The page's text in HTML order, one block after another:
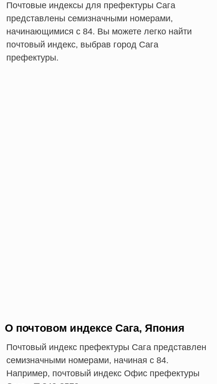
Почтовые индексы для префектуры Сага
представлены семизначными номерами,
начинающимися с 84. Вы можете легко найти
почтовый индекс, выбрав город Сага
префектуры.
О почтовом индексе Сага, Япония
Почтовый индекс префектуры Сага представлен
семизначными номерами, начиная с 84.
Например, почтовый индекс Офис префектуры